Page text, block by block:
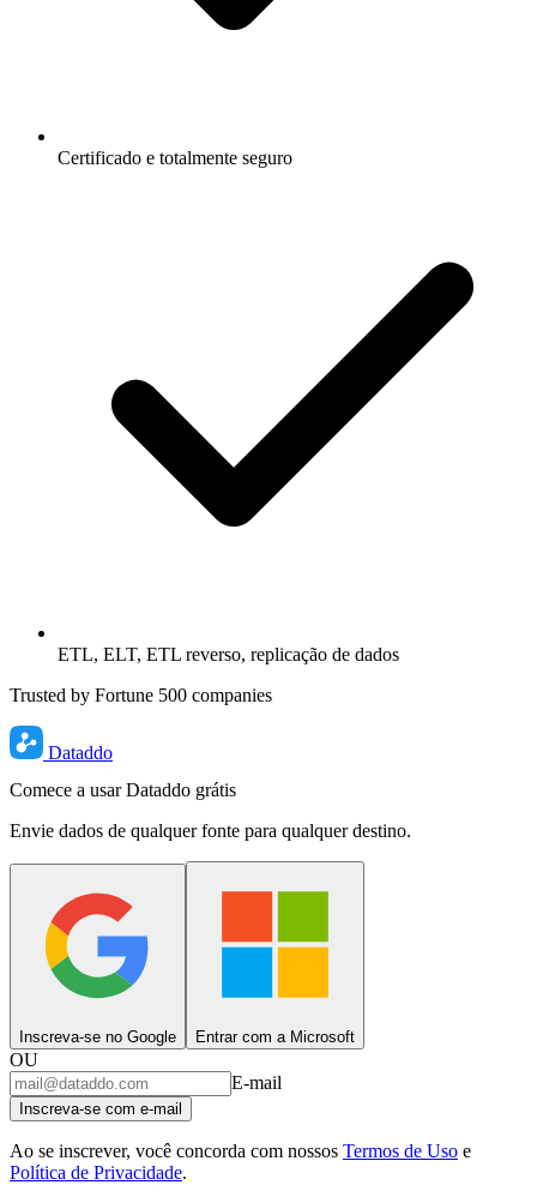
Certificado e totalmente seguro
ETL, ELT, ETL reverso, replicação de dados
Trusted by Fortune 500 companies
Dataddo
Comece a usar Dataddo grátis
Envie dados de qualquer fonte para qualquer destino.
Inscreva-se no Google Entrar com a Microsoft
OU
E-mail
Inscreva-se com e-mail
Ao se inscrever, você concorda com nossos Termos de Uso e
Política de Privacidade.